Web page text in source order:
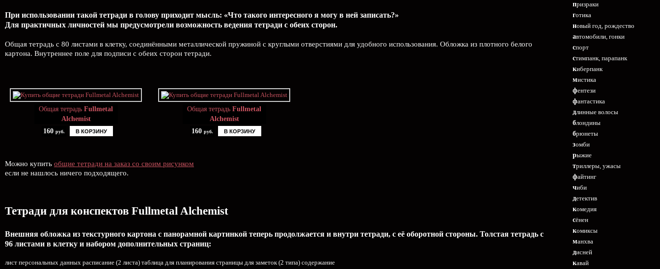
При использовании такой тетради в голову приходит мысль: «Что такого интересного я могу в ней записать?»
Для практичных личностей мы предусмотрели возможность ведения тетради с обеих сторон.
Общая тетрадь с 80 листами в клетку, соединёнными металлической пружиной с круглыми отверстиями для удобного использования. Обложка из плотного белого
картона. Внутреннее поле для подписи с обеих сторон тетради.
Общая тетрадь Fullmetal
Alchemist
160 руб. В КОРЗИНУ
Общая тетрадь Fullmetal
Alchemist
160 руб. В КОРЗИНУ
Можно купить общие тетради на заказ со своим рисунком
если не нашлось ничего подходящего.
Тетради для конспектов Fullmetal Alchemist
Внешняя обложка из текстурного картона с панорамной картинкой теперь продолжается и внутри тетради, с её оборотной стороны. Толстая тетрадь с
96 листами в клетку и набором дополнительных страниц:
лист персональных данных расписание (2 листа) таблица для планирования страницы для заметок (2 типа) содержание
призраки
готика
новый год, рождество
автомобили, гонки
спорт
стимпанк, парапанк
киберпанк
мистика
фентези
фантастика
длинные волосы
блондины
брюнеты
зомби
рыжие
триллеры, ужасы
файтинг
чиби
детектив
комедия
сёнен
комиксы
манхва
дисней
кавай